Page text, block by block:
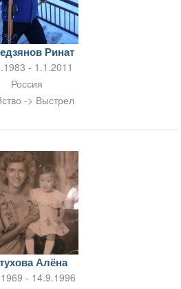
Ринат
- 1.1.2011
Россия
-> Выстрел
Алёна
- 14.9.1996